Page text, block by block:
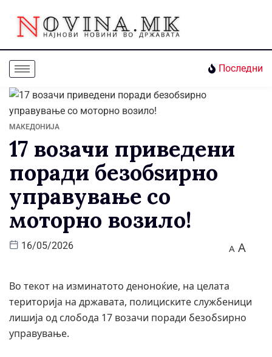
Последни
МАКЕДОНИЈА
17 возачи приведени
поради безобѕирно
управување со
моторно возило!
16/05/2026 A A
Во текот на изминатото деноноќие, на целата
територија на државата, полициските службеници
лишија од слобода 17 возачи поради безобѕирно
управување.